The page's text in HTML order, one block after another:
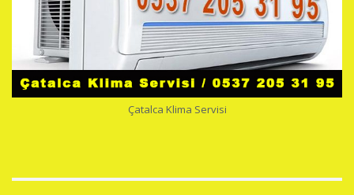
Çatalca Klima Servisi